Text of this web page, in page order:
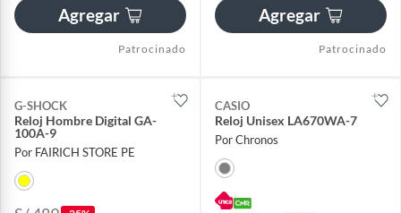
Agregar
Patrocinado
Agregar
Patrocinado
G-SHOCK
Reloj Hombre Digital GA-
100A-9
Por FAIRICH STORE PE
CASIO
Reloj Unisex LA670WA-7
Por Chronos